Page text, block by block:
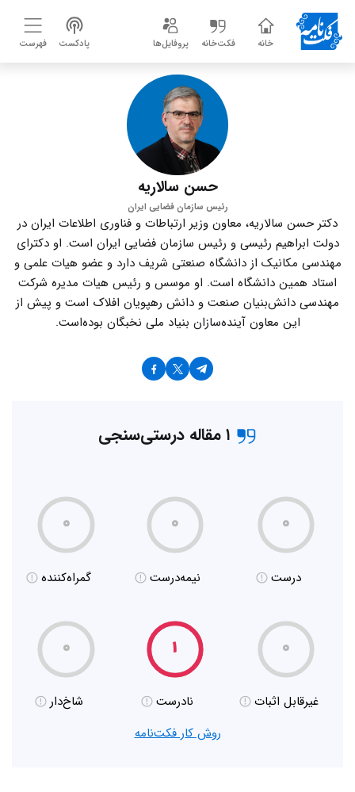
خانه فکت‌خانه پروفایل‌ها پادکست فهرست
حسن سالاریه
رئیس سازمان فضایی ایران
دکتر حسن سالاریه، معاون وزیر ارتباطات و فناوری اطلاعات ایران در
دولت ابراهیم رئیسی و رئیس سازمان فضایی ایران است. او دکترای
مهندسی مکانیک از دانشگاه صنعتی شریف دارد و عضو هیات علمی و
استاد همین دانشگاه است. او موسس و رئیس هیات مدیره شرکت
مهندسی دانش‌بنیان صنعت و دانش رهپویان افلاک است و پیش از
این معاون آینده‌سازان بنیاد ملی نخبگان بوده‌است.
۱ مقاله درستی‌سنجی
۰
درست
۰
نیمه‌درست
۰
گمراه‌کننده
۰
غیر‌قابل اثبات
۱
نادرست
۰
شاخ‌دار
روش کار فکت‌نامه